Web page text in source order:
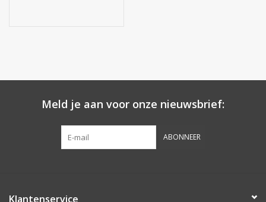
Meld je aan voor onze nieuwsbrief:
ABONNEER
Klantenservice